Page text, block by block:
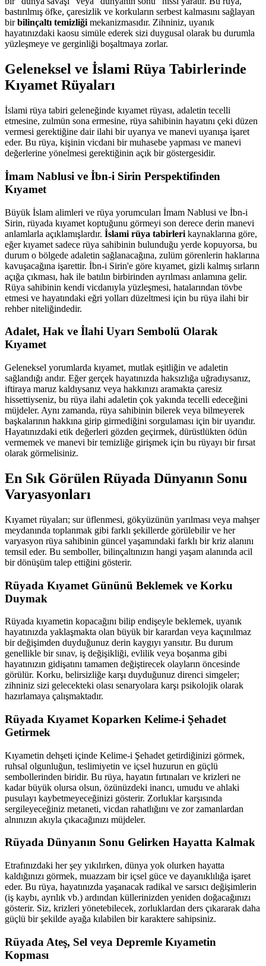
bastırılmış öfke, çaresizlik ve korkuların serbest kalmasını sağlayan
birbilinçaltı temizliği mekanizmasıdır. Zihniniz, uyanık
hayatınızdaki kaosu simüle ederek sizi duygusal olarak bu durumla
yüzleşmeye ve gerginliği boşaltmaya zorlar.
Geleneksel ve İslami Rüya Tabirlerinde
Kıyamet Rüyaları
İslami rüya tabiri geleneğinde kıyamet rüyası, adaletin tecelli
etmesine, zulmün sona ermesine, rüya sahibinin hayatını çeki düzen
vermesi gerektiğine dair ilahi bir uyarıya ve manevi uyanışa işaret
eder. Bu rüya, kişinin vicdani bir muhasebe yapması ve manevi
değerlerine yönelmesi gerektiğinin açık bir göstergesidir.
İmam Nablusi ve İbn-i Sirin Perspektifinden
Kıyamet
Büyük İslam alimleri ve rüya yorumcuları İmam Nablusi ve İbn-i
Sirin, rüyada kıyamet koptuğunu görmeyi son derece derin manevi
anlamlarla açıklamışlardır. İslami rüya tabirleri kaynaklarına göre,
eğer kıyamet sadece rüya sahibinin bulunduğu yerde kopuyorsa, bu
durum o bölgede adaletin sağlanacağına, zulüm görenlerin haklarına
kavuşacağına işarettir. İbn-i Sirin'e göre kıyamet, gizli kalmış sırların
açığa çıkması, hak ile batılın birbirinden ayrılması anlamına gelir.
Rüya sahibinin kendi vicdanıyla yüzleşmesi, hatalarından tövbe
etmesi ve hayatındaki eğri yolları düzeltmesi için bu rüya ilahi bir
rehber niteliğindedir.
Adalet, Hak ve İlahi Uyarı Sembolü Olarak
Kıyamet
Geleneksel yorumlarda kıyamet, mutlak eşitliğin ve adaletin
sağlandığı andır. Eğer gerçek hayatınızda haksızlığa uğradıysanız,
iftiraya maruz kaldıysanız veya hakkınızı aramakta çaresiz
hissettiyseniz, bu rüya ilahi adaletin çok yakında tecelli edeceğini
müjdeler. Aynı zamanda, rüya sahibinin bilerek veya bilmeyerek
başkalarının hakkına girip girmediğini sorgulaması için bir uyarıdır.
Hayatınızdaki etik değerleri gözden geçirmek, dürüstlükten ödün
vermemek ve manevi bir temizliğe girişmek için bu rüyayı bir fırsat
olarak görmelisiniz.
En Sık Görülen Rüyada Dünyanın Sonu
Varyasyonları
Kıyamet rüyaları; sur üflenmesi, gökyüzünün yarılması veya mahşer
meydanında toplanmak gibi farklı şekillerde görülebilir ve her
varyasyon rüya sahibinin güncel yaşamındaki farklı bir kriz alanını
temsil eder. Bu semboller, bilinçaltınızın hangi yaşam alanında acil
bir dönüşüm talep ettiğini gösterir.
Rüyada Kıyamet Gününü Beklemek ve Korku
Duymak
Rüyada kıyametin kopacağını bilip endişeyle beklemek, uyanık
hayatınızda yaklaşmakta olan büyük bir karardan veya kaçınılmaz
bir değişimden duyduğunuz derin kaygıyı yansıtır. Bu durum
genellikle bir sınav, iş değişikliği, evlilik veya boşanma gibi
hayatınızın gidişatını tamamen değiştirecek olayların öncesinde
görülür. Korku, belirsizliğe karşı duyduğunuz direnci simgeler;
zihniniz sizi gelecekteki olası senaryolara karşı psikolojik olarak
hazırlamaya çalışmaktadır.
Rüyada Kıyamet Koparken Kelime-i Şehadet
Getirmek
Kıyametin dehşeti içinde Kelime-i Şehadet getirdiğinizi görmek,
ruhsal olgunluğun, teslimiyetin ve içsel huzurun en güçlü
sembollerinden biridir. Bu rüya, hayatın fırtınaları ve krizleri ne
kadar büyük olursa olsun, özünüzdeki inancı, umudu ve ahlaki
pusulayı kaybetmeyeceğinizi gösterir. Zorluklar karşısında
sergileyeceğiniz metaneti, vicdan rahatlığını ve zor zamanlardan
alnınızın akıyla çıkacağınızı müjdeler.
Rüyada Dünyanın Sonu Gelirken Hayatta Kalmak
Etrafınızdaki her şey yıkılırken, dünya yok olurken hayatta
kaldığınızı görmek, muazzam bir içsel güce ve dayanıklılığa işaret
eder. Bu rüya, hayatınızda yaşanacak radikal ve sarsıcı değişimlerin
(iş kaybı, ayrılık vb.) ardından küllerinizden yeniden doğacağınızı
gösterir. Siz, krizleri yönetebilecek, zorluklardan ders çıkararak daha
güçlü bir şekilde ayağa kılabilen bir karaktere sahipsiniz.
Rüyada Ateş, Sel veya Depremle Kıyametin
Kopması